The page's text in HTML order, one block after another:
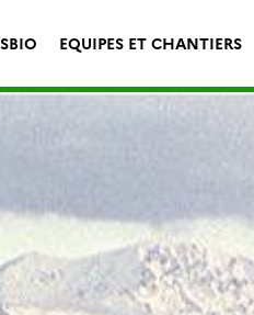
EQUIPES ET CHANTIERS